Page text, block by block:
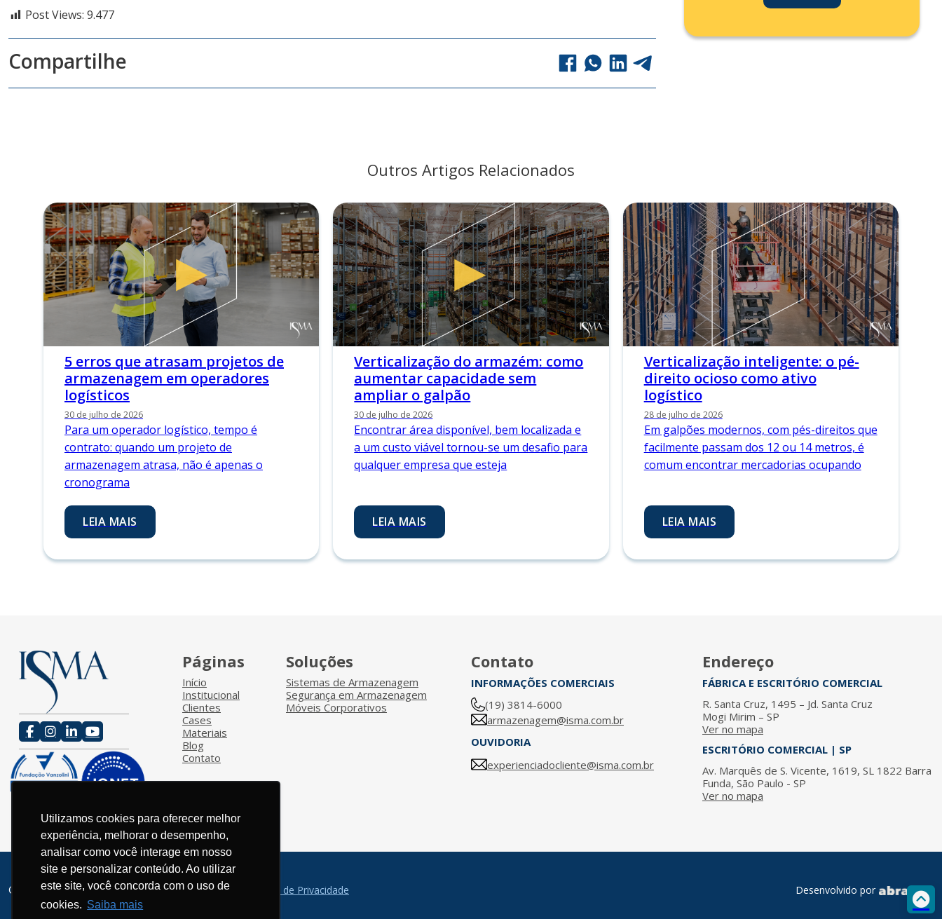
Utilizamos cookies para oferecer melhor
experiência, melhorar o desempenho,
analisar como você interage em nosso
site e personalizar conteúdo. Ao utilizar
este site, você concorda com o uso de
cookies. Saiba mais
Post Views: 9.477
Compartilhe
Outros Artigos Relacionados
5 erros que atrasam projetos de
armazenagem em operadores
logísticos
30 de julho de 2026
Para um operador logístico, tempo é
contrato: quando um projeto de
armazenagem atrasa, não é apenas o
cronograma
LEIA MAIS
Verticalização do armazém: como
aumentar capacidade sem
ampliar o galpão
30 de julho de 2026
Encontrar área disponível, bem localizada e
a um custo viável tornou-se um desafio para
qualquer empresa que esteja
LEIA MAIS
Verticalização inteligente: o pé-
direito ocioso como ativo
logístico
28 de julho de 2026
Em galpões modernos, com pés-direitos que
facilmente passam dos 12 ou 14 metros, é
comum encontrar mercadorias ocupando
LEIA MAIS
Páginas
Início
Institucional
Clientes
Cases
Materiais
Blog
Contato
Soluções
Sistemas de Armazenagem
Segurança em Armazenagem
Móveis Corporativos
Contato
INFORMAÇÕES COMERCIAIS
(19) 3814-6000
armazenagem@isma.com.br
OUVIDORIA
experienciadocliente@isma.com.br
Endereço
FÁBRICA E ESCRITÓRIO COMERCIAL
R. Santa Cruz, 1495 – Jd. Santa Cruz
Mogi Mirim – SP
Ver no mapa
ESCRITÓRIO COMERCIAL | SP
Av. Marquês de S. Vicente, 1619, SL 1822 Barra
Funda, São Paulo - SP
Ver no mapa
© 2026 / ISMA - Todos os direitos reservados. Política de Privacidade Desenvolvido por